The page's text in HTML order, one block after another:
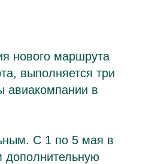
нового маршрута
выполняется три
авиакомпании в
С 1 по 5 мая в
дополнительную